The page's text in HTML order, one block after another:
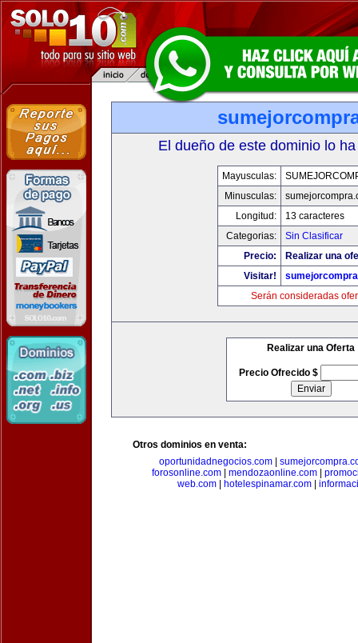
El dueño de este dominio lo
Mayusculas:
Minusculas:
Longitud:
13 caracteres
Categorias:
Sin Clasificar
Precio:
Realizar una
Visitar!
Serán consideradas
Realizar una Oferta
Precio Ofrecido $
Otros dominios en venta:
oportunidadnegocios.com|
forosonline.com| mendozaonline.com|
web.com
hotelespinamar.com